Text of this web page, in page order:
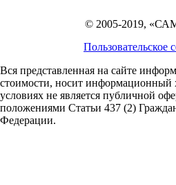
© 2005-2019,
Пользовательское
Вся представленная на сайте
стоимости, носит информационный
условиях не является публичной
положениями Статьи 437 (2)
Федерации.